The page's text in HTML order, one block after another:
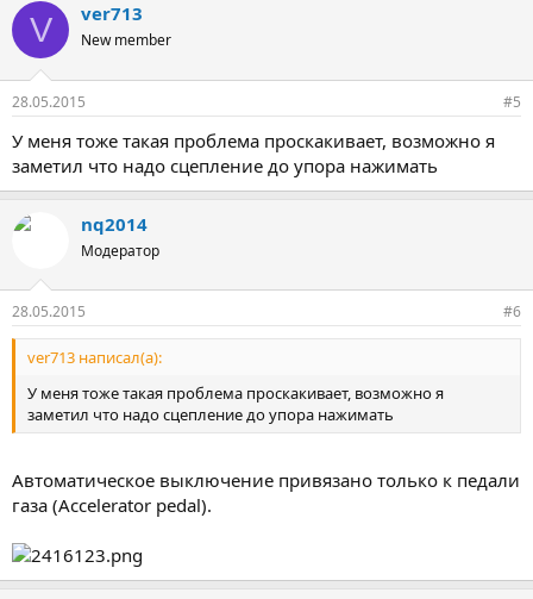
V ver713
New member
28.05.2015 #5
У меня тоже такая проблема проскакивает, возможно я
заметил что надо сцепление до упора нажимать
nq2014
Модератор
28.05.2015 #6
ver713 написал(а):
У меня тоже такая проблема проскакивает, возможно я
заметил что надо сцепление до упора нажимать
Автоматическое выключение привязано только к педали
газа (Accelerator pedal).